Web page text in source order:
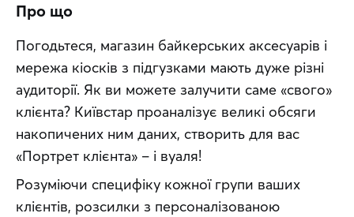
Про що
Погодьтеся, магазин байкерських аксесуарів і
мережа кіосків з підгузками мають дуже різні
аудиторії. Як ви можете залучити саме «свого»
клієнта? Київстар проаналізує великі обсяги
накопичених ним даних, створить для вас
«Портрет клієнта» – і вуаля!
Розуміючи специфіку кожної групи ваших
клієнтів, розсилки з персоналізованою